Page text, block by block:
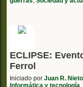
ECLIPSE:
Ferrol
Iniciado por Juan R.
Informática y tecnología